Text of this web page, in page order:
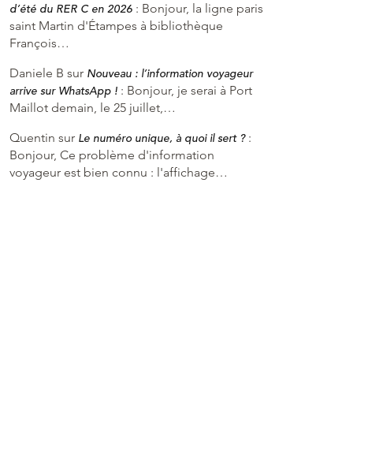
d’été du RER C en 2026 : Bonjour, la ligne paris
saint Martin d'Étampes à bibliothèque
François…
Daniele B sur Nouveau : l’information voyageur
arrive sur WhatsApp ! : Bonjour, je serai à Port
Maillot demain, le 25 juillet,…
Quentin sur Le numéro unique, à quoi il sert ?:
Bonjour, Ce problème d'information
voyageur est bien connu : l'affichage…